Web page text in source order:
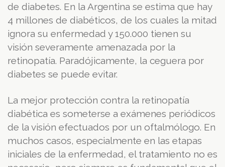
de diabetes. En la Argentina se estima que hay
4 millones de diabéticos, de los cuales la mitad
ignora su enfermedad y 150.000 tienen su
visión severamente amenazada por la
retinopatía. Paradójicamente, la ceguera por
diabetes se puede evitar.
La mejor protección contra la retinopatía
diabética es someterse a exámenes periódicos
de la visión efectuados por un oftalmólogo. En
muchos casos, especialmente en las etapas
iniciales de la enfermedad, el tratamiento no es